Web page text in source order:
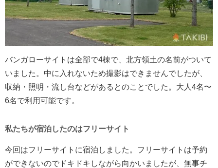
バンガローサイトは全部で4棟で、北方領土の名前がついて
いました。中に入れないため撮影はできませんでしたが、
収納・照明・流し台などがあるとのことでした。大人4名〜
6名で利用可能です。
私たちが宿泊したのはフリーサイト
今回はフリーサイトに宿泊しました。フリーサイトは予約
ができないのでドキドキしながら向かいましたが、無事チ